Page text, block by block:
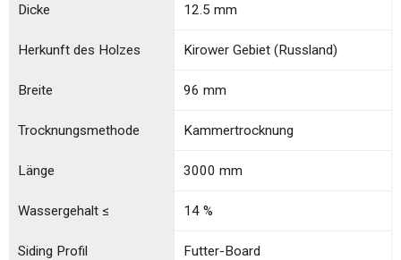
Dicke 12.5 mm
Herkunft des Holzes Kirower Gebiet (Russland)
Breite 96 mm
Trocknungsmethode Kammertrocknung
Länge 3000 mm
Wassergehalt ≤ 14 %
Siding Profil Futter-Board